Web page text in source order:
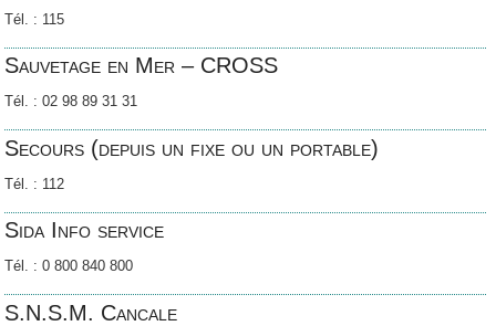
Tél. : 115
Sauvetage en Mer – CROSS
Tél. : 02 98 89 31 31
Secours (depuis un fixe ou un portable)
Tél. : 112
Sida Info service
Tél. : 0 800 840 800
S.N.S.M. Cancale